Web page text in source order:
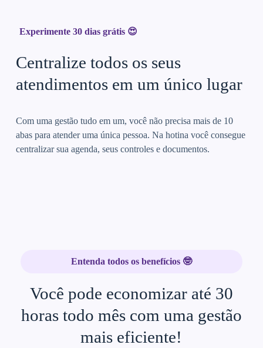
Experimente 30 dias grátis 😍
Centralize todos os seus
atendimentos em um único lugar
Com uma gestão tudo em um, você não precisa mais de 10
abas para atender uma única pessoa. Na hotina você consegue
centralizar sua agenda, seus controles e documentos.
Entenda todos os benefícios 🤓
Você pode economizar até 30
horas todo mês com uma gestão
mais eficiente!